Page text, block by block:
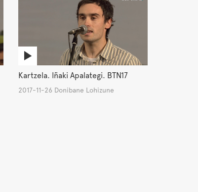
Kartzela. Iñaki Apalategi. BTN17
2017-11-26 Donibane Lohizune